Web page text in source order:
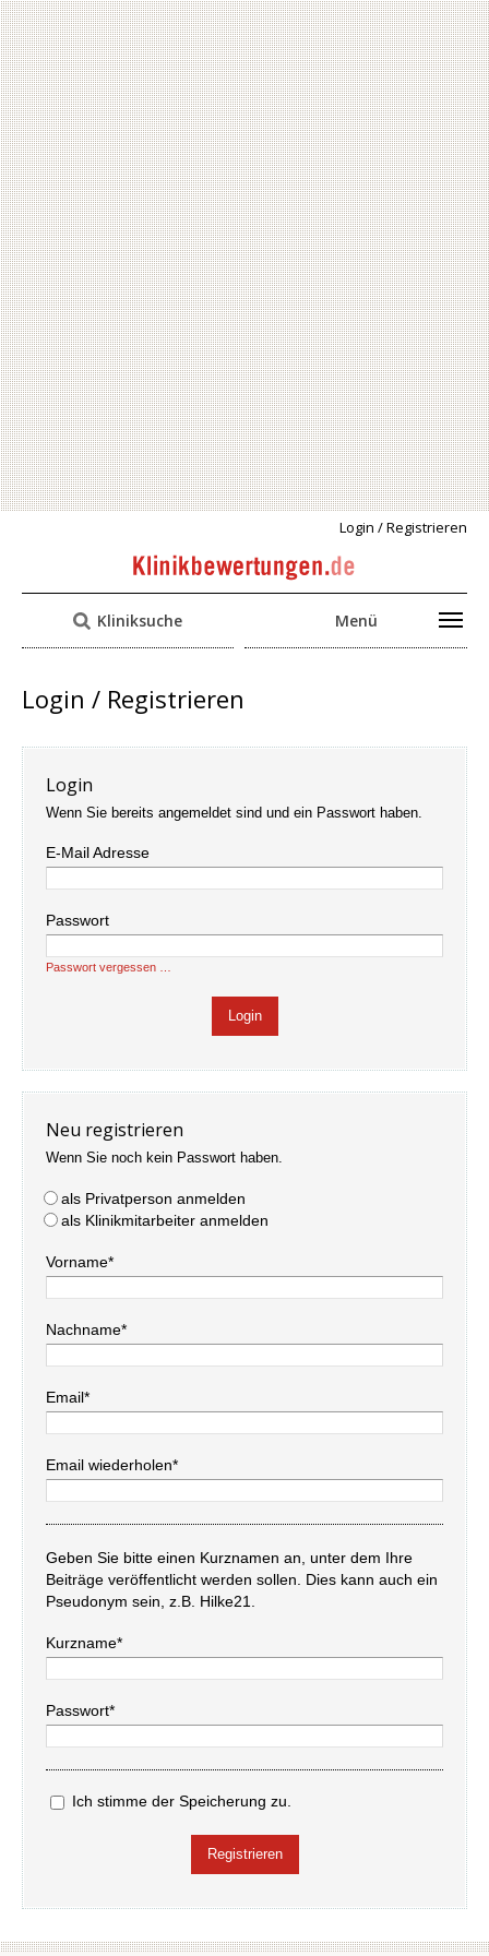
Login / Registrieren
Kliniksuche Menü
Login / Registrieren
Login
Wenn Sie bereits angemeldet sind und ein Passwort haben.
E-Mail Adresse
Passwort
Passwort vergessen …
Neu registrieren
Wenn Sie noch kein Passwort haben.
als Privatperson anmelden
als Klinikmitarbeiter anmelden
Vorname*
Nachname*
Email*
Email wiederholen*
Geben Sie bitte einen Kurznamen an, unter dem Ihre
Beiträge veröffentlicht werden sollen. Dies kann auch ein
Pseudonym sein, z.B. Hilke21.
Kurzname*
Passwort*
Ich stimme der Speicherung zu.